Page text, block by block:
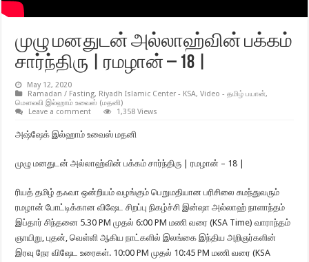
முழு மனதுடன் அல்லாஹ்வின் பக்கம்
சார்ந்திரு | ரமழான் – 18 |
May 12, 2020
Ramadan / Fasting, Riyadh Islamic Center - KSA,Video - தமிழ் பயான்,
மௌலவி இல்ஹாம் உவைஸ் (மதனி)
Leave a comment
1,358 Views
அஷ்ஷேக் இல்ஹாம் உவைஸ் மதனி
முழு மனதுடன் அல்லாஹ்வின் பக்கம் சார்ந்திரு | ரமழான் – 18 |
ரியத் தமிழ் தஃவா ஒன்றியம் வழங்கும் பெறுமதியான பரிசிலை சுமந்துவரும்
ரமழான் போட்டிக்கான விஷேட சிறப்பு நிகழ்ச்சி இன்ஷா அல்லாஹ் நாளாந்தம்
இப்தார் சிந்தனை 5.30 PM முதல் 6:00 PM மணி வரை (KSA Time) வாராந்தம்
ஞாயிறு, புதன், வெள்ளி ஆகிய நாட்களில் இலங்கை இந்திய அறிஞர்களின்
இரவு நேர விஷேட உரைகள். 10:00 PM முதல் 10:45 PM மணி வரை (KSA